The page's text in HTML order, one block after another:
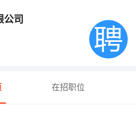
公司
在招职位